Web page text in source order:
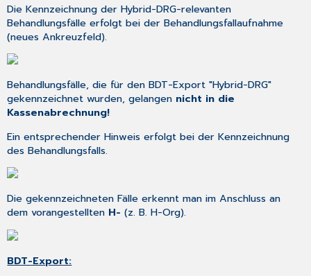
Die Kennzeichnung der Hybrid-DRG-relevanten
Behandlungsfälle erfolgt bei der Behandlungsfallaufnahme
(neues Ankreuzfeld).
Behandlungsfälle, die für den BDT-Export "Hybrid-DRG"
gekennzeichnet wurden, gelangen nicht in die
Kassenabrechnung!
Ein entsprechender Hinweis erfolgt bei der Kennzeichnung
des Behandlungsfalls.
Die gekennzeichneten Fälle erkennt man im Anschluss an
dem vorangestellten H- (z. B. H-Org).
BDT-Export: